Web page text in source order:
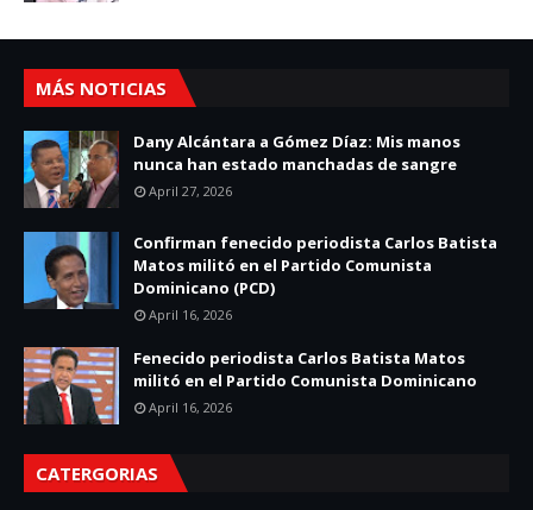
MÁS NOTICIAS
Dany Alcántara a Gómez Díaz: Mis manos
nunca han estado manchadas de sangre
April 27, 2026
Confirman fenecido periodista Carlos Batista
Matos militó en el Partido Comunista
Dominicano (PCD)
April 16, 2026
Fenecido periodista Carlos Batista Matos
militó en el Partido Comunista Dominicano
April 16, 2026
CATERGORIAS